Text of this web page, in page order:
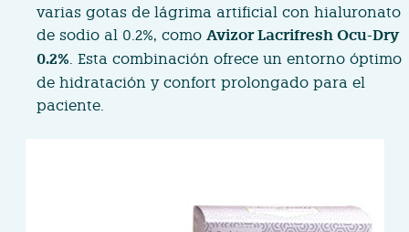
varias gotas de lágrima artificial con hialuronato
de sodio al 0.2%, como Avizor Lacrifresh Ocu-Dry
0.2%. Esta combinación ofrece un entorno óptimo
de hidratación y confort prolongado para el
paciente.